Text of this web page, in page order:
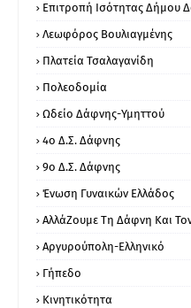
Επιτροπή Ισότητας Δήμου
Λεωφόρος Βουλιαγμένης
Πλατεία Τσαλαγανίδη
Πολεοδομία
Ωδείο Δάφνης-Υμηττού
4ο Δ.Σ. Δάφνης
9ο Δ.Σ. Δάφνης
Ένωση Γυναικών Ελλάδος
ΑλλάΖουμε Τη Δάφνη Και
Αργυρούπολη-Ελληνικό
Γήπεδο
Κινητικότητα